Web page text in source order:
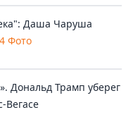
Даша Чаруша
4 Фото
Дональд Трамп уберег
Вегасе